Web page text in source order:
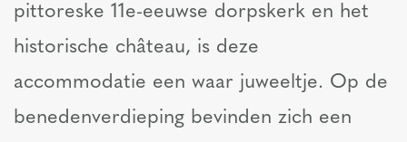
pittoreske 11e-eeuwse dorpskerk en het
historische château, is deze
accommodatie een waar juweeltje. Op de
benedenverdieping bevinden zich een